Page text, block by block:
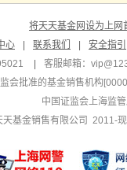
将天天基金网设为上网
心 联系我们
安全指引
客服邮箱：
会批准的基金销售机构
中国证监会上海监
基金销售有限公司 2011-